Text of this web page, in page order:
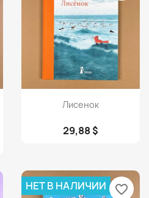
Просмотр
Лисенок
29,88 $
НЕТ В НАЛИЧИИ favorite_border